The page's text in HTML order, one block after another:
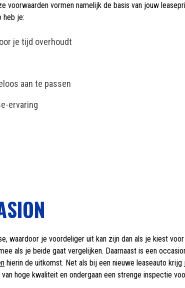
vormen namelijk de basis van jouw
heb je:
je tijd overhoudt
aan te passen
ervaring
waardoor je voordeliger uit kan zijn dan als je kiest
als je beide gaat vergelijken. Daarnaast is een
hierin de uitkomst. Net als bij een nieuwe leaseauto
hoge kwaliteit en ondergaan een strenge inspectie